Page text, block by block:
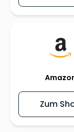
Zum